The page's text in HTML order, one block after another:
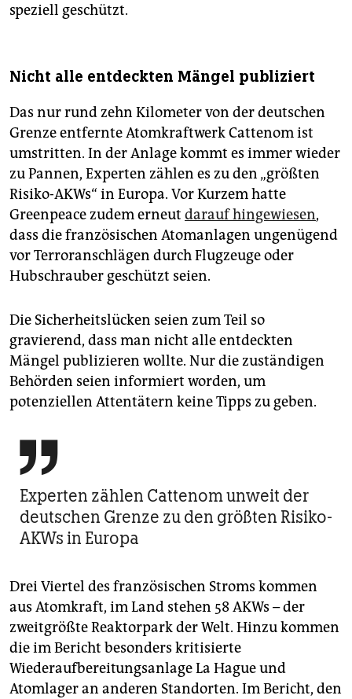
speziell geschützt.
Nicht alle entdeckten Mängel publiziert
Das nur rund zehn Kilometer von der deutschen
Grenze entfernte Atomkraftwerk Cattenom ist
umstritten. In der Anlage kommt es immer wieder
zu Pannen, Experten zählen es zu den „größten
Risiko-AKWs“ in Europa. Vor Kurzem hatte
Greenpeace zudem erneut darauf hingewiesen,
dass die französischen Atomanlagen ungenügend
vor Terroranschlägen durch Flugzeuge oder
Hubschrauber geschützt seien.
Die Sicherheitslücken seien zum Teil so
gravierend, dass man nicht alle entdeckten
Mängel publizieren wollte. Nur die zuständigen
Behörden seien informiert worden, um
potenziellen Attentätern keine Tipps zu geben.

Experten zählen Cattenom unweit der
deutschen Grenze zu den größten Risiko-
AKWs in Europa
Drei Viertel des französischen Stroms kommen
aus Atomkraft, im Land stehen 58 AKWs – der
zweitgrößte Reaktorpark der Welt. Hinzu kommen
die im Bericht besonders kritisierte
Wiederaufbereitungsanlage La Hague und
Atomlager an anderen Standorten. Im Bericht, den